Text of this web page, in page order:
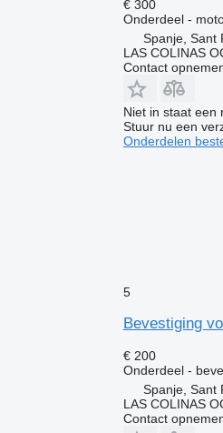
€ 300
Onderdeel -
Spanje, Sant
LAS COLINAS
Contact
Niet in staat een
Stuur nu een
Onderdelen
5
Bevestiging
€ 200
Onderdeel -
Spanje, Sant
LAS COLINAS
Contact